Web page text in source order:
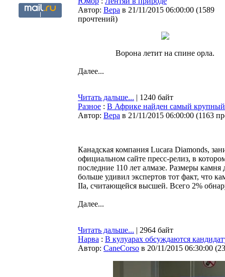
Автор: Bepa в 21/11/2015 06:00:00 (1589
прочтений)
Ворона летит на спине орла.
Далее...
Читать дальше... | 1240 байт
Разное : В Африке найден самый крупный
Автор: Bepa в 21/11/2015 06:00:00 (1163
Канадская компания Lucara Diamonds,
официальном сайте пресс-релиз, в
последние 110 лет алмазе. Размеры
больше удивил экспертов тот факт, что
IIa, считающейся высшей. Всего 2%
Далее...
Читать дальше... | 2964 байт
Нарва : В кулуарах обсуждаются
Автор: CaneCorso в 20/11/2015 06:30:00 (